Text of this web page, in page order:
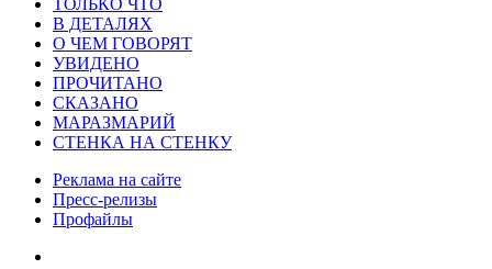
В ДЕТАЛЯХ
О ЧЕМ ГОВОРЯТ
УВИДЕНО
ПРОЧИТАНО
СКАЗАНО
МАРАЗМАРИЙ
СТЕНКА НА СТЕНКУ
Реклама на сайте
Пресс-релизы
Профайлы